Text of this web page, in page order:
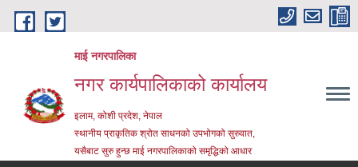
Skip to main content
माई नगरपालिका
नगर कार्यपालिकाको कार्यालय
इलाम, कोशी प्रदेश, नेपाल
स्थानीय प्राकृतिक श्रोत साधनको उपभोगको सुरुवात,
यसैबाट सुरु हुन्छ माई नगरपालिकाको समृद्धिको आधार